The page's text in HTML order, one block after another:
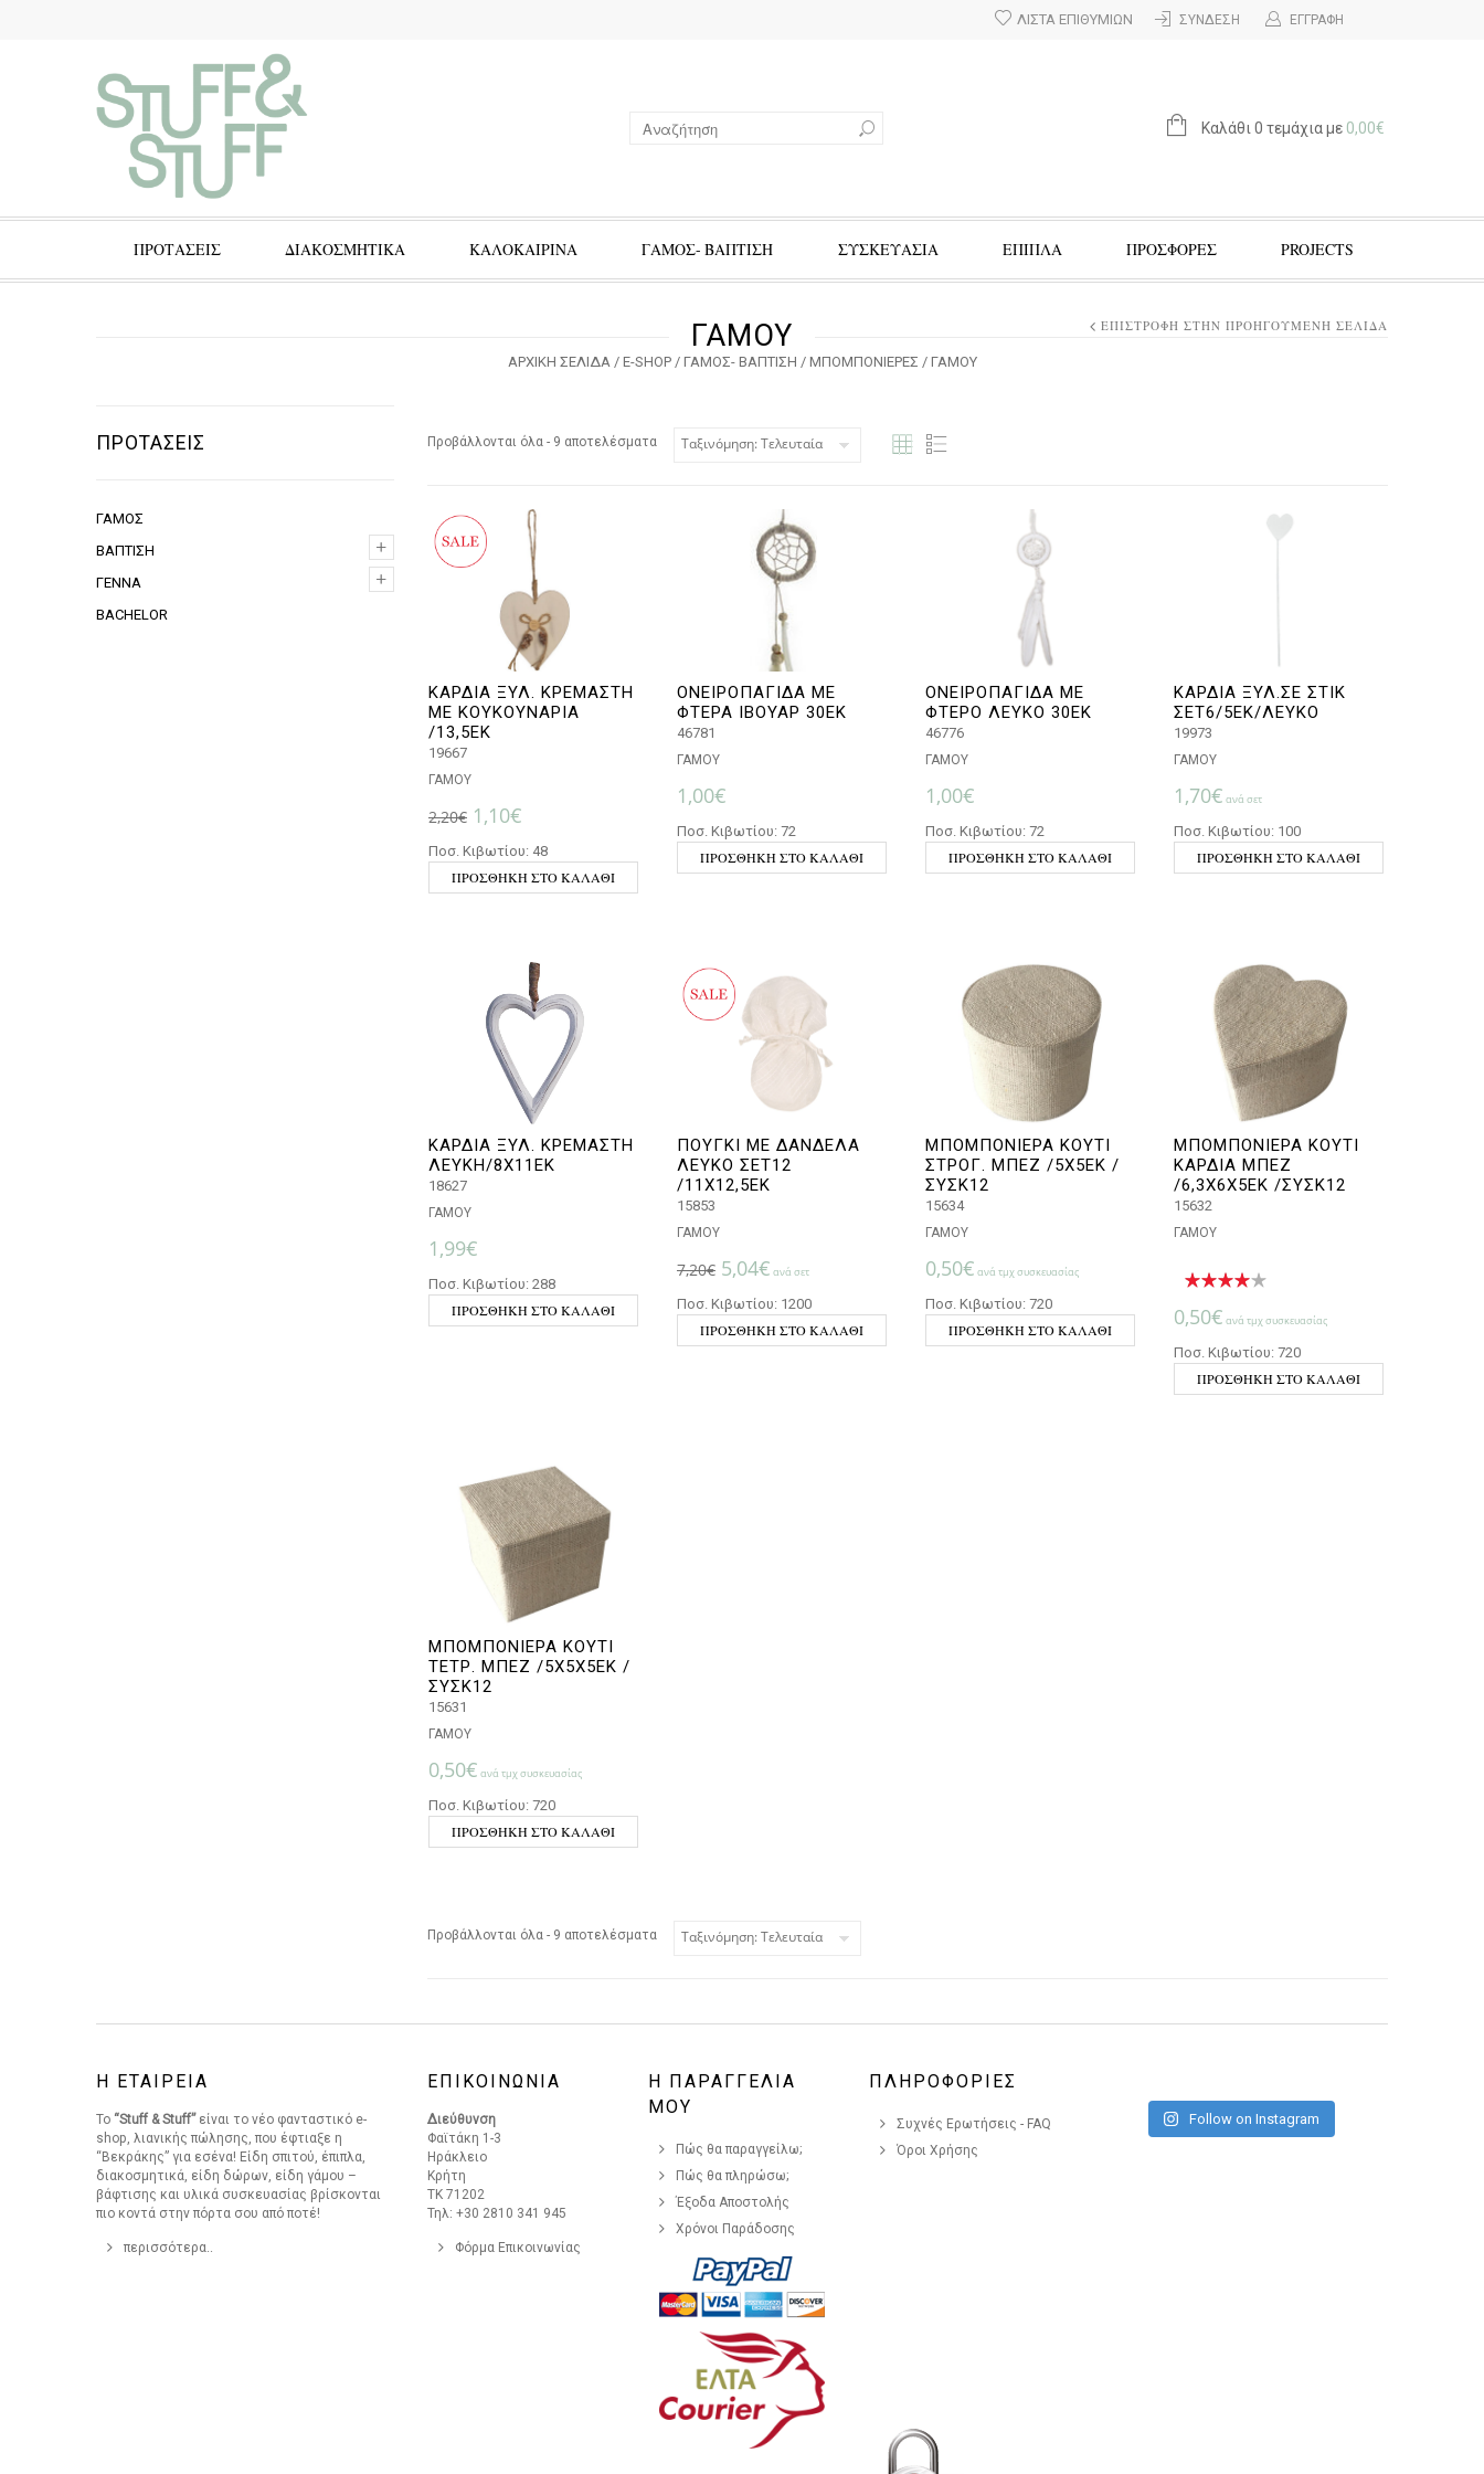
ΣΎΝΔΕΣΗ ΕΓΓΡΑΦΉ
ΛΊΣΤΑ ΕΠΙΘΥΜΙΏΝ
Καλάθι 0 τεμάχια με 0,00€
ΠΡΟΤΑΣΕΙΣ ΔΙΑΚΟΣΜΗΤΙΚΑ ΚΑΛΟΚΑΙΡΙΝΑ ΓΑΜΟΣ- ΒΑΠΤΙΣΗ ΣΥΣΚΕΥΑΣΙΑ ΕΠΙΠΛΑ ΠΡΟΣΦΟΡΈΣ PROJECTS
ΓΑΜΟΥ
ΑΡΧΙΚΉ ΣΕΛΊΔΑ/ E-SHOP/ ΓΑΜΟΣ- ΒΑΠΤΙΣΗ / ΜΠΟΜΠΟΝΙΕΡΕΣ / ΓΑΜΟΥ
ΕΠΙΣΤΡΟΦΉ ΣΤΗΝ ΠΡΟΗΓΟΎΜΕΝΗ ΣΕΛΊΔΑ
ΠΡΟΤΑΣΕΙΣ
ΓΑΜΟΣ
+
+
ΒΑΠΤΙΣΗ
+
+
ΓΕΝΝΑ
BACHELOR
Προβάλλονται όλα - 9 αποτελέσματα Sorted by latest
ΚΑΡΔΙΑ ΞΥΛ. ΚΡΕΜΑΣΤΗ
ΜΕ ΚΟΥΚΟΥΝΑΡΙΑ
/13,5ΕΚ
19667
ΓΑΜΟΥ
2,20€ Original price was: 2,20€.
1,10€ Η τρέχουσα τιμή είναι: 1,10€.
Ποσ. Κιβωτίου: 48
ΠΡΟΣΘΉΚΗ ΣΤΟ ΚΑΛΆΘΙ
ΟΝΕΙΡΟΠΑΓΙΔΑ ΜΕ
ΦΤΕΡΑ ΙΒΟΥΑΡ 30ΕΚ
46781
ΓΑΜΟΥ
1,00€
Ποσ. Κιβωτίου: 72
ΠΡΟΣΘΉΚΗ ΣΤΟ ΚΑΛΆΘΙ
ΟΝΕΙΡΟΠΑΓΙΔΑ ΜΕ
ΦΤΕΡΟ ΛΕΥΚΟ 30ΕΚ
46776
ΓΑΜΟΥ
1,00€
Ποσ. Κιβωτίου: 72
ΠΡΟΣΘΉΚΗ ΣΤΟ ΚΑΛΆΘΙ
ΚΑΡΔΙΑ ΞΥΛ.ΣΕ ΣΤΙΚ
ΣΕΤ6/5ΕΚ/ΛΕΥΚΟ
19973
ΓΑΜΟΥ
1,70€ ανά σετ
Ποσ. Κιβωτίου: 100
ΠΡΟΣΘΉΚΗ ΣΤΟ ΚΑΛΆΘΙ
ΚΑΡΔΙΑ ΞΥΛ. ΚΡΕΜΑΣΤΗ
ΛΕΥΚΗ/8X11ΕΚ
18627
ΓΑΜΟΥ
1,99€
Ποσ. Κιβωτίου: 288
ΠΡΟΣΘΉΚΗ ΣΤΟ ΚΑΛΆΘΙ
ΠΟΥΓΚΙ ΜΕ ΔΑΝΔΕΛΑ
ΛΕΥΚΟ ΣΕΤ12
/11Χ12,5ΕΚ
15853
ΓΑΜΟΥ
7,20€ Original price was: 7,20€.
5,04€Η τρέχουσα τιμή είναι: 5,04€.
ανά σετ
Ποσ. Κιβωτίου: 1200
ΠΡΟΣΘΉΚΗ ΣΤΟ ΚΑΛΆΘΙ
ΜΠΟΜΠΟΝΙΕΡΑ ΚΟΥΤΙ
ΣΤΡΟΓ. ΜΠΕΖ /5Χ5ΕΚ /
ΣΥΣΚ12
15634
ΓΑΜΟΥ
0,50€ ανά τμχ συσκευασίας
Ποσ. Κιβωτίου: 720
ΠΡΟΣΘΉΚΗ ΣΤΟ ΚΑΛΆΘΙ
ΜΠΟΜΠΟΝΙΕΡΑ ΚΟΥΤΙ
ΚΑΡΔΙΑ ΜΠΕΖ
/6,3Χ6Χ5ΕΚ /ΣΥΣΚ12
15632
ΓΑΜΟΥ
0,50€ ανά τμχ συσκευασίας
Ποσ. Κιβωτίου: 720
ΠΡΟΣΘΉΚΗ ΣΤΟ ΚΑΛΆΘΙ
ΜΠΟΜΠΟΝΙΕΡΑ ΚΟΥΤΙ
ΤΕΤΡ. ΜΠΕΖ /5Χ5Χ5ΕΚ /
ΣΥΣΚ12
15631
ΓΑΜΟΥ
0,50€ ανά τμχ συσκευασίας
Ποσ. Κιβωτίου: 720
ΠΡΟΣΘΉΚΗ ΣΤΟ ΚΑΛΆΘΙ
Προβάλλονται όλα - 9 αποτελέσματα Sorted by latest
Η ΕΤΑΙΡΕΙΑ
Το “Stuff & Stuff”είναι το νέο φανταστικό e-
shop, λιανικής πώλησης, που έφτιαξε η
“Βεκράκης” για εσένα! Είδη σπιτού, έπιπλα,
διακοσμητικά, είδη δώρων, είδη γάμου –
βάφτισης και υλικά συσκευασίας βρίσκονται
πιο κοντά στην πόρτα σου από ποτέ!
περισσότερα..
ΕΠΙΚΟΙΝΩΝΙΑ
Διεύθυνση
Φαϊτάκη 1-3
Ηράκλειο
Κρήτη
ΤΚ 71202
Τηλ: +30 2810 341 945
Φόρμα Επικοινωνίας
Η ΠΑΡΑΓΓΕΛΙΑ
ΜΟΥ
Πώς θα παραγγείλω;
Πώς θα πληρώσω;
Έξοδα Αποστολής
Χρόνοι Παράδοσης
ΠΛΗΡΟΦΟΡΙΕΣ
Συχνές Ερωτήσεις - FAQ
Όροι Χρήσης
Follow on Instagram